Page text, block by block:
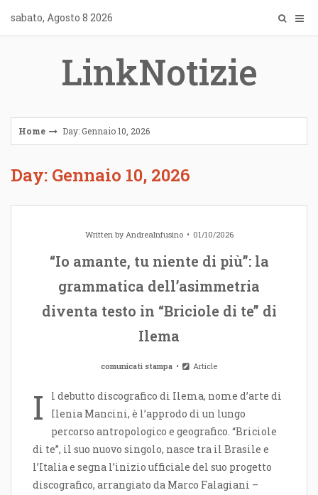
content
sabato, Agosto 8 2026
LinkNotizie
Home Day: Gennaio 10, 2026
Day: Gennaio 10, 2026
Written byAndreaInfusino 01/10/2026
“Io amante, tu niente di più”: la
grammatica dell’asimmetria
diventa testo in “Briciole di te” di
Ilema
comunicati stampa Article
I
l debutto discografico di Ilema, nome d’arte di
Ilenia Mancini, è l’approdo di un lungo
percorso antropologico e geografico. “Briciole
di te”, il suo nuovo singolo, nasce tra il Brasile e
l’Italia e segna l’inizio ufficiale del suo progetto
discografico, arrangiato da Marco Falagiani –